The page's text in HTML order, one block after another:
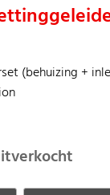
(behuizing +